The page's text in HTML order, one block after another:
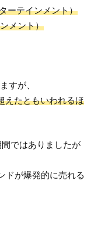
ーテインメント）
メント）
すが、
えたともいわれるほ
ではありましたが
ドが爆発的に売れる